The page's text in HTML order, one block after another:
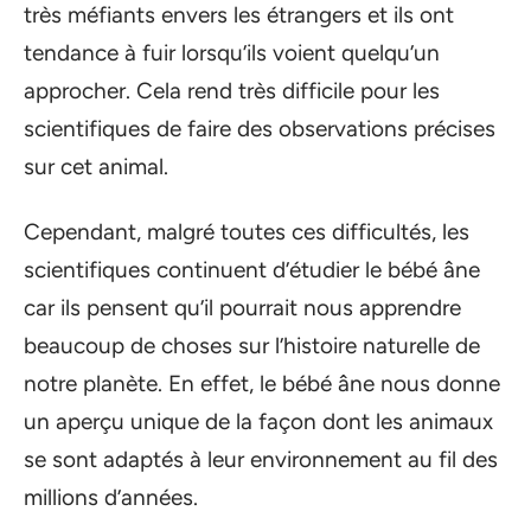
très méfiants envers les étrangers et ils ont
tendance à fuir lorsqu’ils voient quelqu’un
approcher. Cela rend très difficile pour les
scientifiques de faire des observations précises
sur cet animal.
Cependant, malgré toutes ces difficultés, les
scientifiques continuent d’étudier le bébé âne
car ils pensent qu’il pourrait nous apprendre
beaucoup de choses sur l’histoire naturelle de
notre planète. En effet, le bébé âne nous donne
un aperçu unique de la façon dont les animaux
se sont adaptés à leur environnement au fil des
millions d’années.